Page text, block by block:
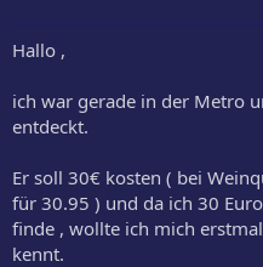
r
Hallo ,
ich war gerade in der Metro
entdeckt.
Er soll 30€ kosten ( bei
für 30.95 ) und da ich 30
finde , wollte ich mich
kennt.